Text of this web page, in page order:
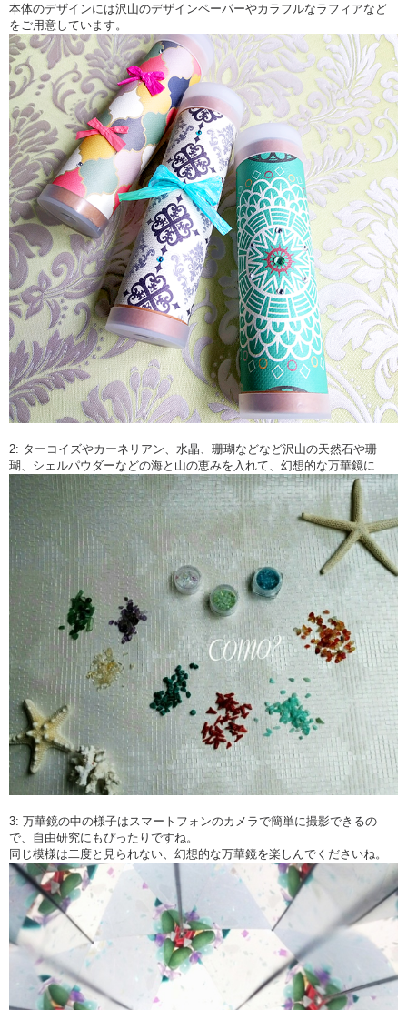
本体のデザインには沢山のデザインペーパーやカラフルなラフィアなど
をご用意しています。
2: ターコイズやカーネリアン、水晶、珊瑚などなど沢山の天然石や珊
瑚、シェルパウダーなどの海と山の恵みを入れて、幻想的な万華鏡に
3: 万華鏡の中の様子はスマートフォンのカメラで簡単に撮影できるの
で、自由研究にもぴったりですね。
同じ模様は二度と見られない、幻想的な万華鏡を楽しんでくださいね。